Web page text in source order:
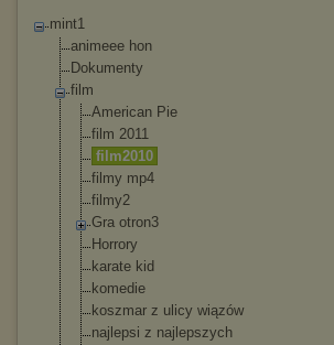
mint1
animeee hon
Dokumenty
film
American Pie
film 2011
film2010
filmy mp4
filmy2
Gra otron3
Horrory
karate kid
komedie
koszmar z ulicy wiązów
najlepsi z najlepszych